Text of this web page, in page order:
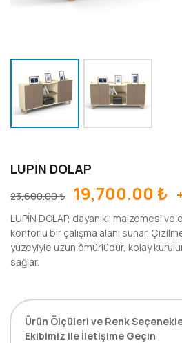
LUPİN DOLAP
23,600.00₺ 19,700.00 ₺
LUPİN DOLAP, dayanıklı malzemesi
konforlu bir çalışma alanı sunar.
yüzeyiyle uzun ömürlüdür, kolay
sağlar.
Ürün Ölçüleri ve Renk
Ekibimiz ile İletişime Geçin